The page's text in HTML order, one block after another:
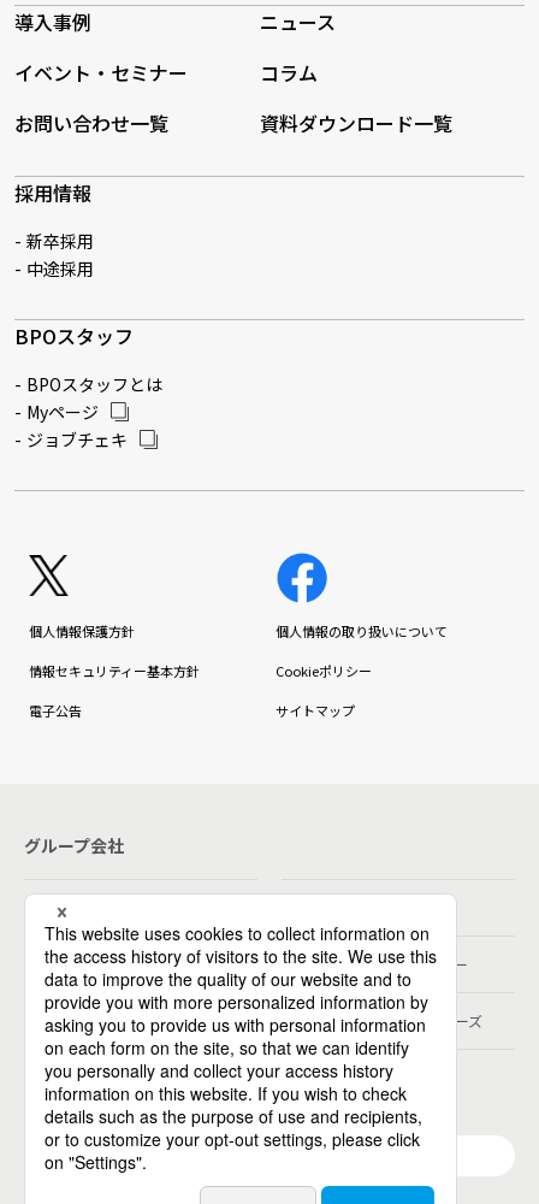
導入事例
ニュース
イベント・セミナー
コラム
お問い合わせ一覧
資料ダウンロード一覧
採用情報
新卒採用
中途採用
BPOスタッフ
BPOスタッフとは
Myページ
ジョブチェキ
個人情報保護方針 個人情報の取り扱いについて
情報セキュリティー基本方針 Cookieポリシー
電子公告 サイトマップ
グループ会社
パーソルホールディングス
パーソルビジネスプロセスデザイン パーソルクロステクノロジー
パーソルキャリア パーソルデジタルベンチャーズ
パーソル総合研究所
グループ会社一覧